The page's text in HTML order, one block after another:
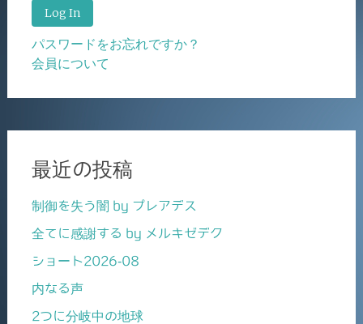
パスワードをお忘れですか？
会員について
最近の投稿
制御を失う闇 by プレアデス
全てに感謝する by メルキゼデク
ショート2026-08
内なる声
2つに分岐中の地球